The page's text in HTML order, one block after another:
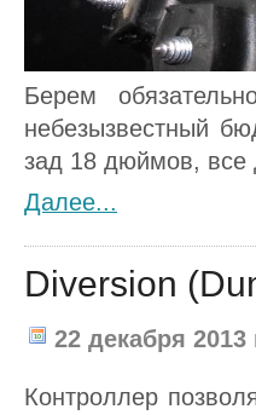
Берем
небезызвестный
зад 18 дюймов, все
Далее...
Diversion
22 декабря 2013
Контроллер